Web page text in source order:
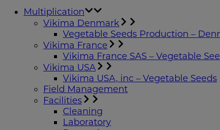
Multiplication
Vikima Denmark
Vegetable Seeds Production –
Vikima France
Vikima France SAS – Vegetable
Vikima USA
Vikima USA, inc – Vegetable Seeds
Field Management
Facilities
Cleaning
Laboratory